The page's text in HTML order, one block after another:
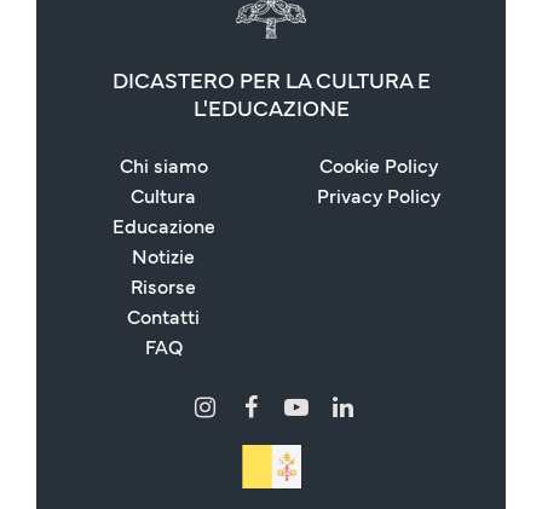
DICASTERO PER LA CULTURA E
L'EDUCAZIONE
Chi siamo
Cultura
Educazione
Notizie
Risorse
Contatti
FAQ
Cookie Policy
Privacy Policy